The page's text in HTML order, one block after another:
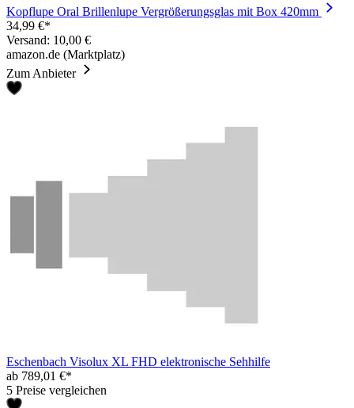
Kopflupe Oral Brillenlupe Vergrößerungsglas mit Box 420mm
34,99 €*
Versand: 10,00 €
amazon.de (Marktplatz)
Zum Anbieter
Eschenbach Visolux XL FHD elektronische Sehhilfe
ab 789,01 €*
5 Preise vergleichen